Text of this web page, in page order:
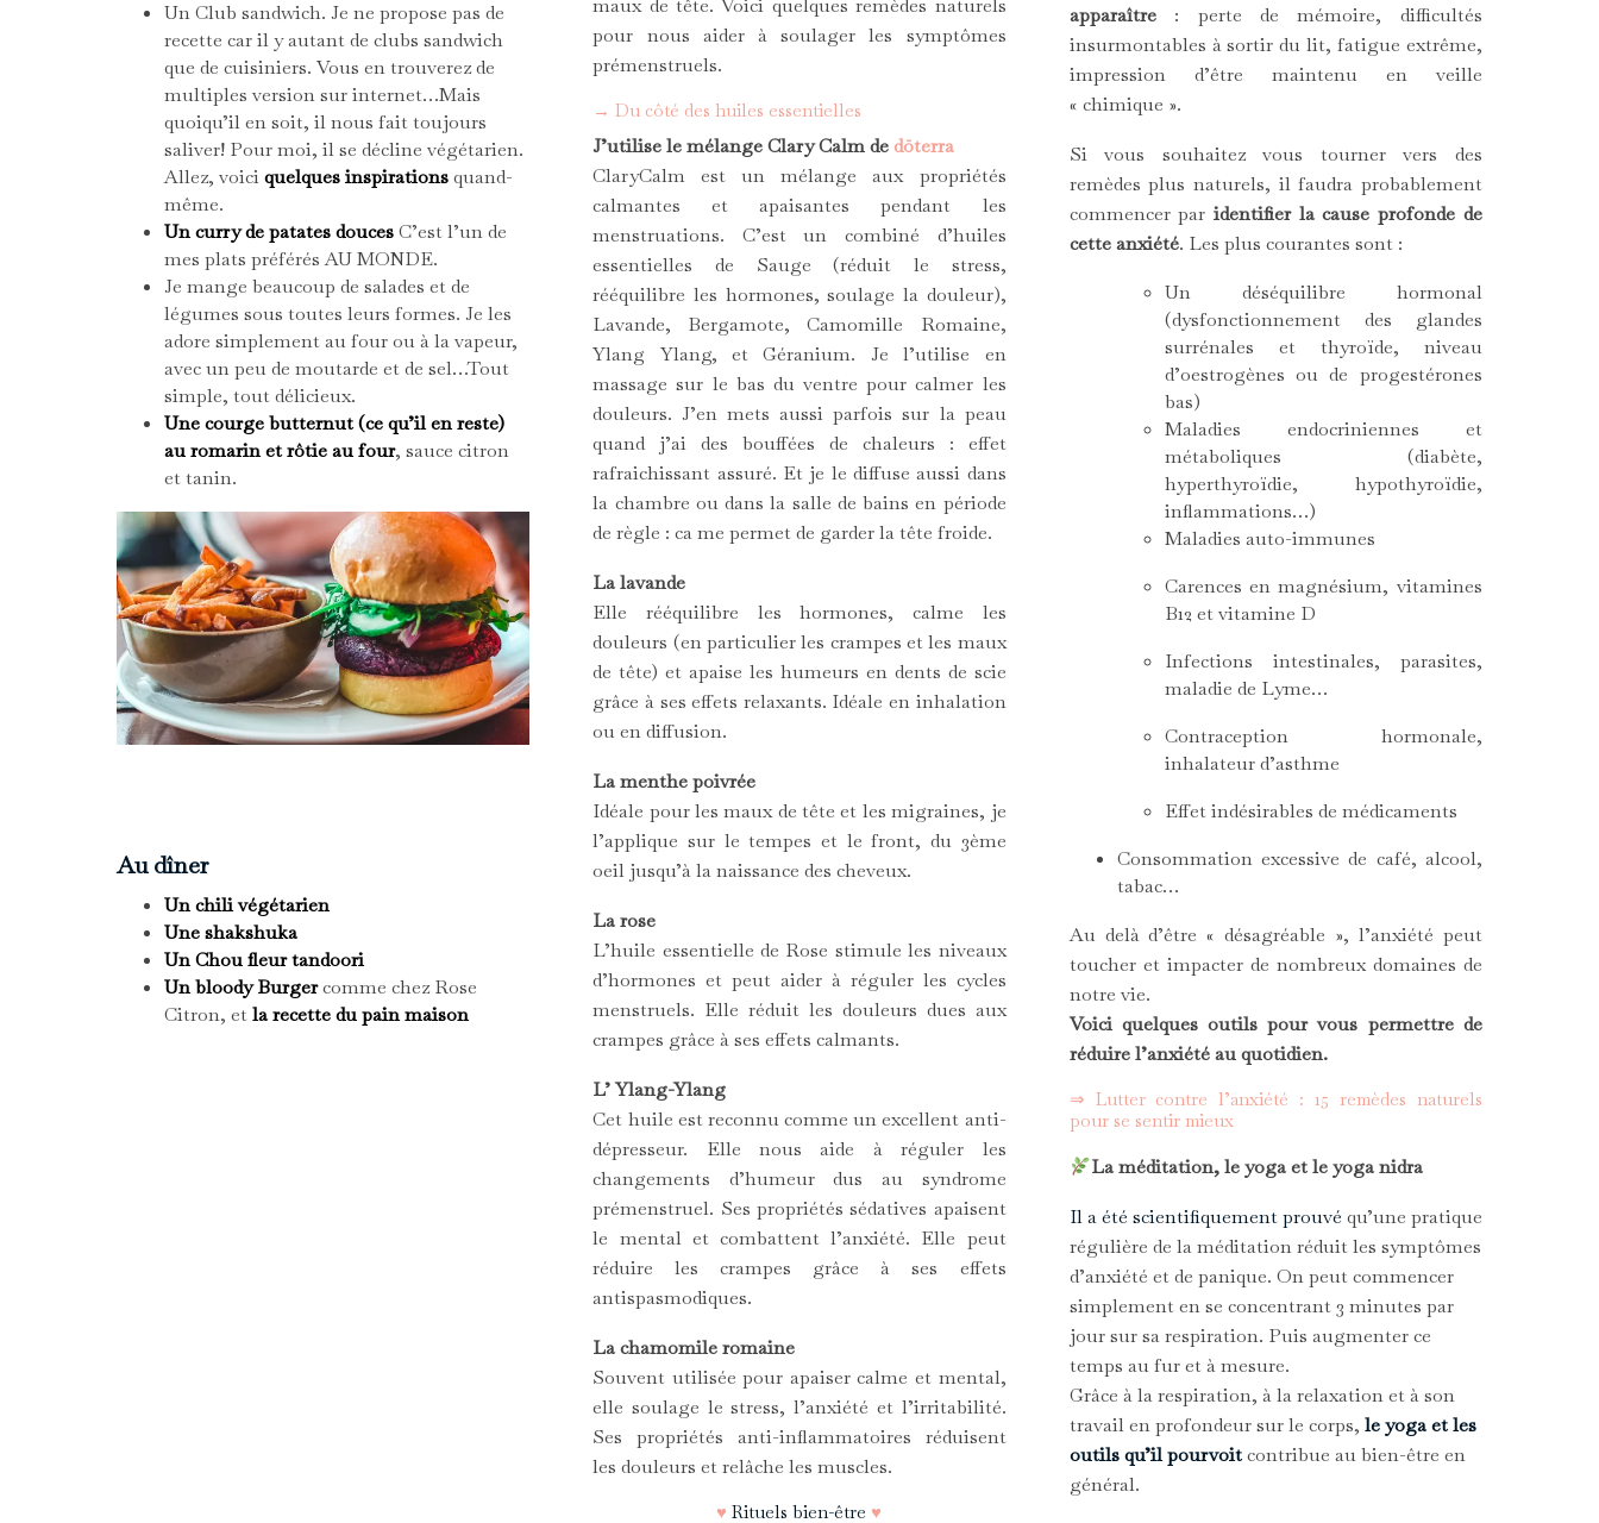
Un Club sandwich. Je ne propose pas de
recette car il y autant de clubs sandwich
que de cuisiniers. Vous en trouverez de
multiples version sur internet…Mais
quoiqu’il en soit, il nous fait toujours
saliver! Pour moi, il se décline végétarien.
Allez, voiciquelques inspirationsquand-
même.
Un curry de patates doucesC’est l’un de
mes plats préférés AU MONDE.
Je mange beaucoup de salades et de
légumes sous toutes leurs formes. Je les
adore simplement au four ou à la vapeur,
avec un peu de moutarde et de sel…Tout
simple, tout délicieux.
Une courge butternut (ce qu’il en reste)
au romarin et rôtie au four, sauce citron
et tanin.
Au dîner
Un chili végétarien
Une shakshuka
Un Chou fleur tandoori
Un bloody Burgercomme chez Rose
Citron, etla recette du pain maison
maux de tête. Voici quelques remèdes naturels
pour nous aider à soulager les symptômes
prémenstruels.
→ Du côté des huiles essentielles
J’utilise le mélange Clary Calm de dōterra
ClaryCalm est un mélange aux propriétés
calmantes et apaisantes pendant les
menstruations. C’est un combiné d’huiles
essentielles de Sauge (réduit le stress,
rééquilibre les hormones, soulage la douleur),
Lavande, Bergamote, Camomille Romaine,
Ylang Ylang, et Géranium. Je l’utilise en
massage sur le bas du ventre pour calmer les
douleurs. J’en mets aussi parfois sur la peau
quand j’ai des bouffées de chaleurs : effet
rafraichissant assuré. Et je le diffuse aussi dans
la chambre ou dans la salle de bains en période
de règle : ca me permet de garder la tête froide.
La lavande
Elle rééquilibre les hormones, calme les
douleurs (en particulier les crampes et les maux
de tête) et apaise les humeurs en dents de scie
grâce à ses effets relaxants. Idéale en inhalation
ou en diffusion.
La menthe poivrée
Idéale pour les maux de tête et les migraines, je
l’applique sur le tempes et le front, du 3ème
oeil jusqu’à la naissance des cheveux.
La rose
L’huile essentielle de Rose stimule les niveaux
d’hormones et peut aider à réguler les cycles
menstruels. Elle réduit les douleurs dues aux
crampes grâce à ses effets calmants.
L’ Ylang-Ylang
Cet huile est reconnu comme un excellent anti-
dépresseur. Elle nous aide à réguler les
changements d’humeur dus au syndrome
prémenstruel. Ses propriétés sédatives apaisent
le mental et combattent l’anxiété. Elle peut
réduire les crampes grâce à ses effets
antispasmodiques.
La chamomile romaine
Souvent utilisée pour apaiser calme et mental,
elle soulage le stress, l’anxiété et l’irritabilité.
Ses propriétés anti-inflammatoires réduisent
les douleurs et relâche les muscles.
♥ Rituels bien-être ♥
apparaître: perte de mémoire, difficultés
insurmontables à sortir du lit, fatigue extrême,
impression d’être maintenu en veille
« chimique ».
Si vous souhaitez vous tourner vers des
remèdes plus naturels, il faudra probablement
commencer paridentifier la cause profonde de
cette anxiété. Les plus courantes sont :
Un déséquilibre hormonal
(dysfonctionnement des glandes
surrénales et thyroïde, niveau
d’oestrogènes ou de progestérones
bas)
Maladies endocriniennes et
métaboliques (diabète,
hyperthyroïdie, hypothyroïdie,
inflammations…)
Maladies auto-immunes
Carences en magnésium, vitamines
B12 et vitamine D
Infections intestinales, parasites,
maladie de Lyme…
Contraception hormonale,
inhalateur d’asthme
Effet indésirables de médicaments
Consommation excessive de café, alcool,
tabac…
Au delà d’être « désagréable », l’anxiété peut
toucher et impacter de nombreux domaines de
notre vie.
Voici quelques outils pour vous permettre de
réduire l’anxiété au quotidien.
⇒ Lutter contre l’anxiété : 15 remèdes naturels
pour se sentir mieux
La méditation, le yoga et le yoga nidra
Il a été scientifiquement prouvé qu’une pratique
régulière de la méditation réduit les symptômes
d’anxiété et de panique. On peut commencer
simplement en se concentrant 3 minutes par
jour sur sa respiration. Puis augmenter ce
temps au fur et à mesure.
Grâce à la respiration, à la relaxation et à son
travail en profondeur sur le corps, le yoga et les
outils qu’il pourvoitcontribue au bien-être en
général.